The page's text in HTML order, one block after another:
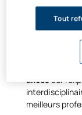
Suivre lemaster
offre une
l'issue de cette
profession
Vous serez
axéessur
meilleurs
Tout